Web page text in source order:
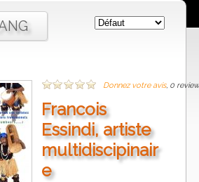
Donnez votre avis, 0
Francois
Essindi, artiste
multidiscipinair
e